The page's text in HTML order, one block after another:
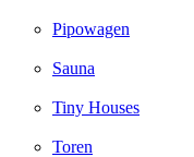
Pipowagen
Sauna
Tiny Houses
Toren